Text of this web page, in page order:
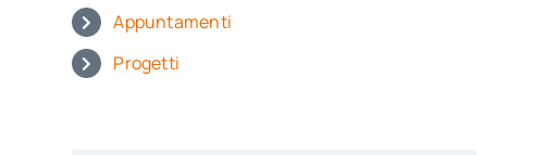
Appuntamenti
Progetti